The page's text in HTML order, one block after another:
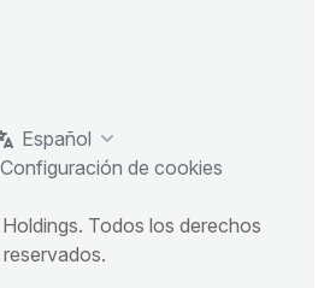
Español
Configuración de cookies
Todos los derechos
reservados.